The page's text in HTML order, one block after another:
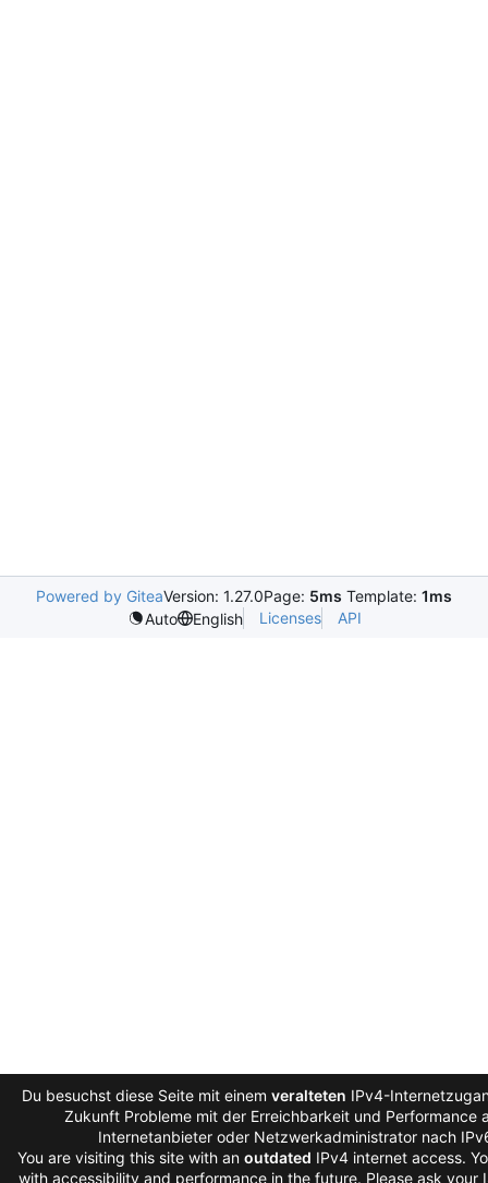
Powered by GiteaVersion: 1.27.0Page: 5ms Template: 1ms
Auto
English Licenses API
Du besuchst diese Seite mit einem veralteten IPv4-
Zukunft Probleme mit der Erreichbarkeit und Performance
Internetanbieter oder Netzwerkadministrator nach
You are visiting this site with an outdated IPv4 internet access.
with accessibility and performance in the future. Please ask your